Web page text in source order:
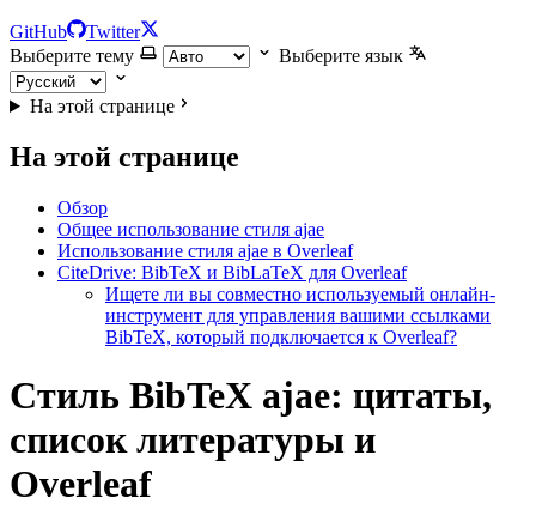
GitHub
Twitter
Выберите тему
Выберите язык
На этой странице
На этой странице
Обзор
Общее использование стиля ajae
Использование стиля ajae в Overleaf
CiteDrive: BibTeX и BibLaTeX для Overleaf
Ищете ли вы совместно используемый онлайн-
инструмент для управления вашими ссылками
BibTeX, который подключается к Overleaf?
Стиль BibTeX ajae: цитаты,
список литературы и
Overleaf